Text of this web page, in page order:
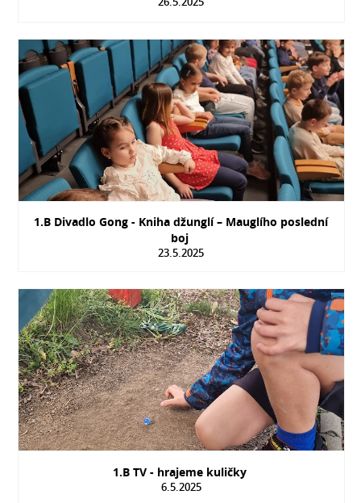
1.B Divadlo Gong - Kniha džunglí – Mauglího poslední
boj
23.5.2025
1.B TV - hrajeme kuličky
6.5.2025